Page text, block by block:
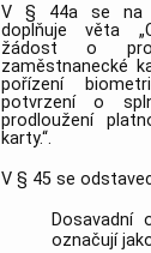
V § 44a se na
doplňuje věta
žádost o
zaměstnanecké
pořízení
potvrzení o
prodloužení
karty.“.
V § 45 se
označují